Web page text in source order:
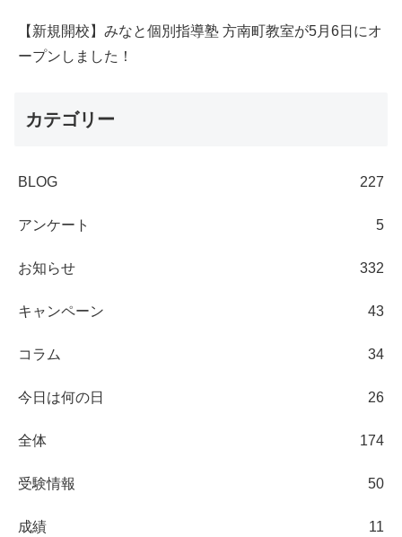
【新規開校】みなと個別指導塾 方南町教室が5月6日にオ
ープンしました！
カテゴリー
BLOG 227
アンケート 5
お知らせ 332
キャンペーン 43
コラム 34
今日は何の日 26
全体 174
受験情報 50
成績 11